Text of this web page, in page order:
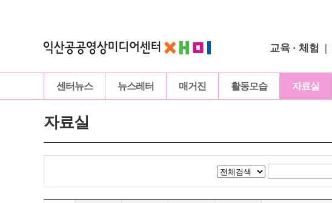
교육 · 체험
센터뉴스 뉴스레터 매거진 활동모습 자료실
자료실